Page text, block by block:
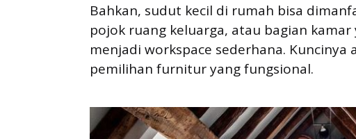
Bahkan, sudut kecil di rumah bisa
pojok ruang keluarga, atau bagian
menjadi workspace sederhana.
pemilihan furnitur yang fungsional.